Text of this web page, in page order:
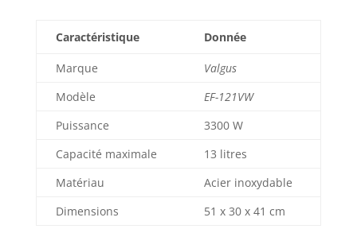
est idéale pour les
intensives telles
charcuteries, les
petites
stands de
l'usage
taille compacte
Caractéristique Donnée
Marque
Valgus
Modèle
EF-121VW
Puissance
3300 W
Capacité maximale
13 litres
Matériau
Acier inoxydable
Dimensions
51 x 30 x 41 cm